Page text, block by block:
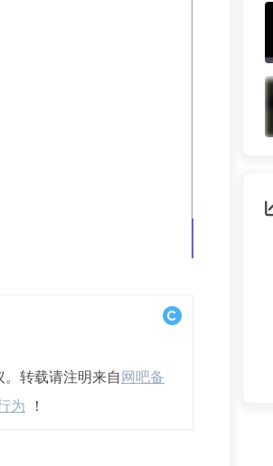
。转载请注明来自网吧备
为 ！